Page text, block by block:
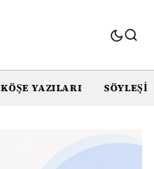
KÖŞE YAZILARI SÖYLEŞI